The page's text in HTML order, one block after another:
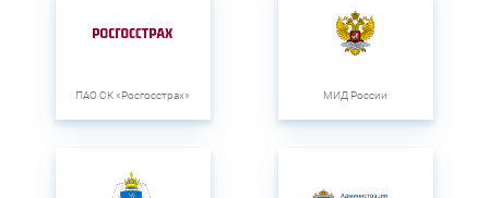
ПАО СК «Росгосстрах» МИД России